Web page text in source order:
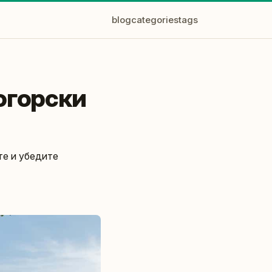
blogcategoriestags
и убедите